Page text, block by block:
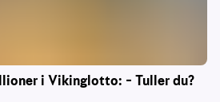
i Vikinglotto: – Tuller du?